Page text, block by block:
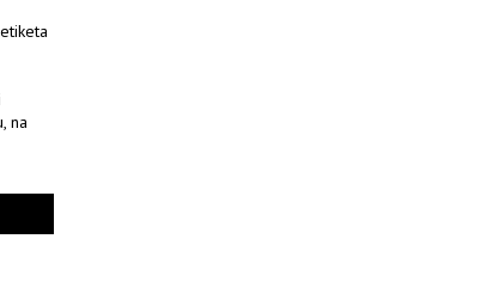
na